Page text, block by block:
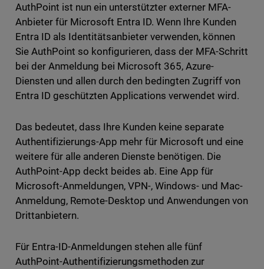
AuthPoint ist nun ein unterstützter externer MFA-
Anbieter für Microsoft Entra ID. Wenn Ihre Kunden
Entra ID als Identitätsanbieter verwenden, können
Sie AuthPoint so konfigurieren, dass der MFA-Schritt
bei der Anmeldung bei Microsoft 365, Azure-
Diensten und allen durch den bedingten Zugriff von
Entra ID geschützten Applications verwendet wird.
Das bedeutet, dass Ihre Kunden keine separate
Authentifizierungs-App mehr für Microsoft und eine
weitere für alle anderen Dienste benötigen. Die
AuthPoint-App deckt beides ab. Eine App für
Microsoft-Anmeldungen, VPN-, Windows- und Mac-
Anmeldung, Remote-Desktop und Anwendungen von
Drittanbietern.
Für Entra-ID-Anmeldungen stehen alle fünf
AuthPoint-Authentifizierungsmethoden zur